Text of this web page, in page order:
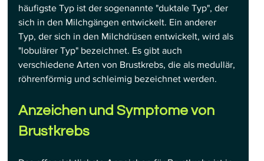
häufigste Typ ist der sogenannte "duktale Typ", der
sich in den Milchgängen entwickelt. Ein anderer
Typ, der sich in den Milchdrüsen entwickelt, wird als
"lobulärer Typ" bezeichnet. Es gibt auch
verschiedene Arten von Brustkrebs, die als medullär,
röhrenförmig und schleimig bezeichnet werden.
Anzeichen und Symptome von
Brustkrebs